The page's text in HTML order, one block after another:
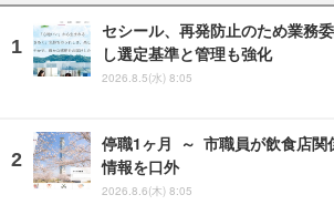
セシール、再発防止のため業務
し選定基準と管理も強化
2026.8.5(水) 8:05
停職1ヶ月 ～ 市職員が飲食店関
情報を口外
2026.8.6(木) 8:05